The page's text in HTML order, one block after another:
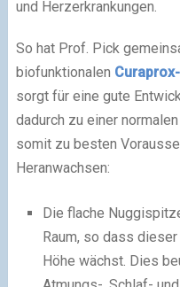
und Herzerkrankungen.
So hat Prof. Pick
biofunktionalen
sorgt für eine gute
dadurch zu einer
somit zu besten
Heranwachsen:
Die flache
Raum, so dass
Höhe wächst. Dies